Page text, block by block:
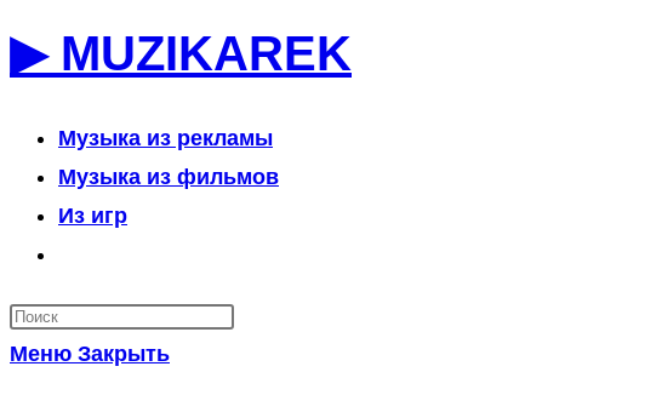
к▶ MUZIKAREK
Музыка из рекламы
Музыка из фильмов
Из игр
по
веб-
Меню Закрыть